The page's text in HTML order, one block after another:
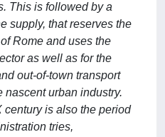
This is followed by a
supply, that reserves the
Rome and uses the
as well as for the
out-of-town transport
nascent urban industry.
century is also the period
tries,